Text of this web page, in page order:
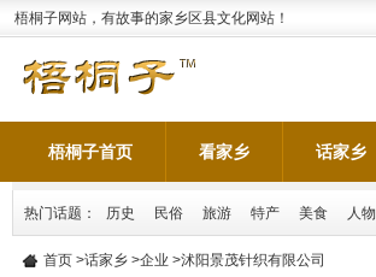
梧桐子网站，有故事的家乡区县文化网站！
梧桐子首页 看家乡 话家乡
热门话题： 历史 民俗 旅游 特产 美食 人物
首页 >话家乡 >企业 >沭阳景茂针织有限公司